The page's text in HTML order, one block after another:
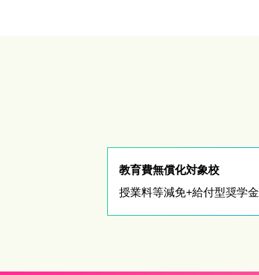
教育費無償化対象校
授業料等減免+給付型奨学金